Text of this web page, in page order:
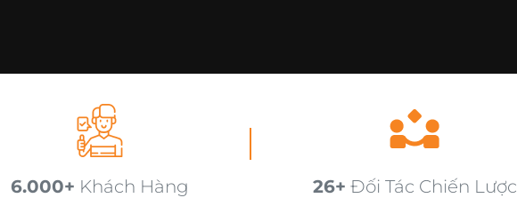
6.000+ Khách Hàng 26+ Đối Tác Chiến Lược